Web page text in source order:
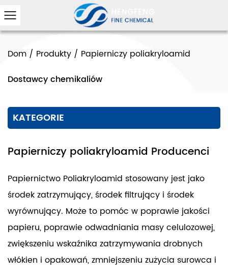
Dom / Produkty / Papierniczy poliakryloamid
Dostawcy chemikaliów
KATEGORIE
Papierniczy poliakryloamid Producenci
Papiernictwo Poliakryloamid stosowany jest jako
środek zatrzymujący, środek filtrujący i środek
wyrównujący. Może to pomóc w poprawie jakości
papieru, poprawie odwadniania masy celulozowej,
zwiększeniu wskaźnika zatrzymywania drobnych
włókien i opakowań, zmniejszeniu zużycia surowca i